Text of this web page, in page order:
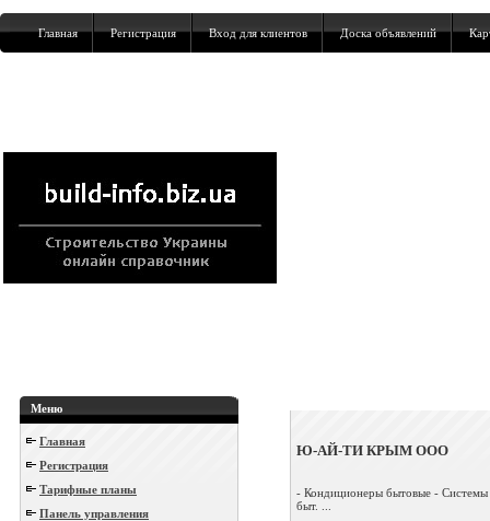
Главная Регистрация Вход для клиентов Доска объявлений
Меню
Главная
Регистрация
Тарифные планы
Панель управления
Ю-АЙ-ТИ КРЫМ ООО
- Кондиционеры бытовые - Системы
быт. ...